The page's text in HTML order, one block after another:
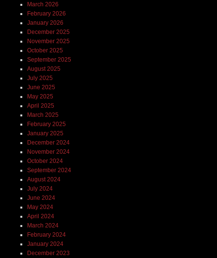
March 2026
February 2026
January 2026
December 2025
November 2025
October 2025
September 2025
August 2025
July 2025
June 2025
May 2025
April 2025
March 2025
February 2025
January 2025
December 2024
November 2024
October 2024
September 2024
August 2024
July 2024
June 2024
May 2024
April 2024
March 2024
February 2024
January 2024
December 2023